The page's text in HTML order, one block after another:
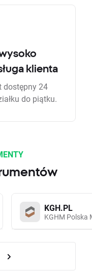
klienta
dostępny 24
do piątku.
KGH.PL
KGHM Polska